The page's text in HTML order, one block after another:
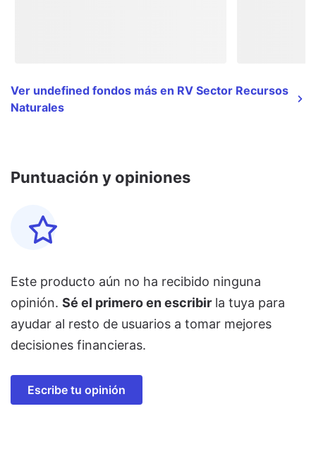
Ver undefined fondos más en RV Sector Recursos
Naturales
Puntuación y opiniones
Este producto aún no ha recibido ninguna
opinión. Sé el primero en escribir la tuya para
ayudar al resto de usuarios a tomar mejores
decisiones financieras.
Escribe tu opinión